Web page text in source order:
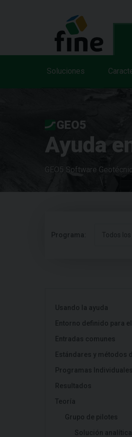
Soluciones
GEO5
Ayuda
GEO5 Software
Programa: Todos
Usando la ayuda
Entorno definido para
Entradas comunes
Estándares y métodos
Programas Individuales
Resultados
Teoría
Grupo de pilotes
Solución analítica